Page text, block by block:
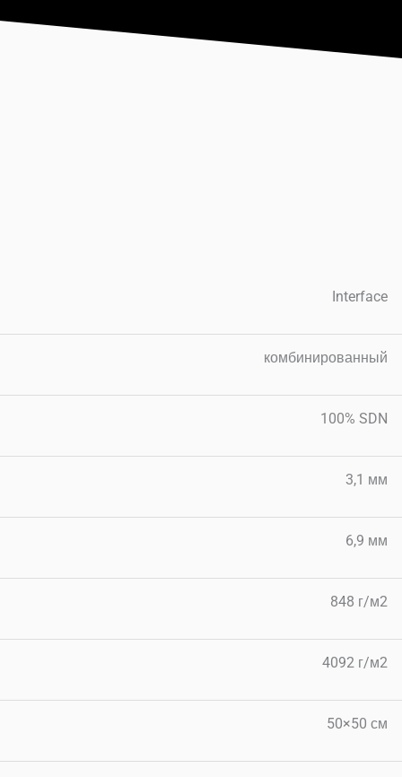
Interface
комбинированный
100% SDN
3,1 мм
6,9 мм
848 г/м2
4092 г/м2
50×50 см